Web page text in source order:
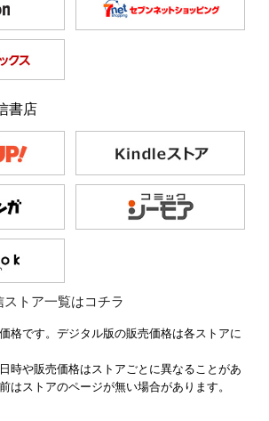
書店
トア一覧はコチラ
格です。デジタル版の販売価格は各ストアに
時や販売価格はストアごとに異なることがあ
はストアのページが無い場合があります。